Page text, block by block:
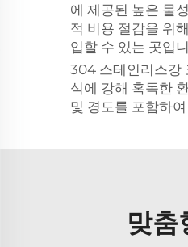
에 제공된 높은 물
적 비용 절감을 위
입할 수 있는 곳입
304 스테인리스강
식에 강해 혹독한
및 경도를 포함하
맞춤